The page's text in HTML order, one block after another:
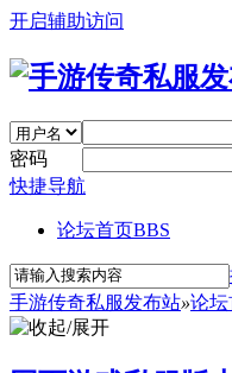
开启辅助访问
密码
快捷导航
论坛首页BBS
手游传奇私服发布站»论